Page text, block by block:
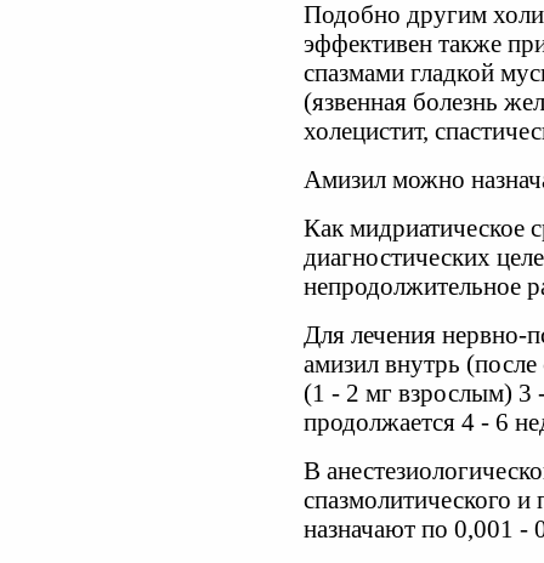
Подобно другим
эффективен также
спазмами гладкой
(язвенная болезнь
холецистит,
Амизил можно
Как мидриатическое
диагностических
непродолжительное
Для лечения нервно-
амизил внутрь
(1 - 2 мг взрослым) 3
продолжается 4 - 6
В
спазмолитического и
назначают по 0,001 -